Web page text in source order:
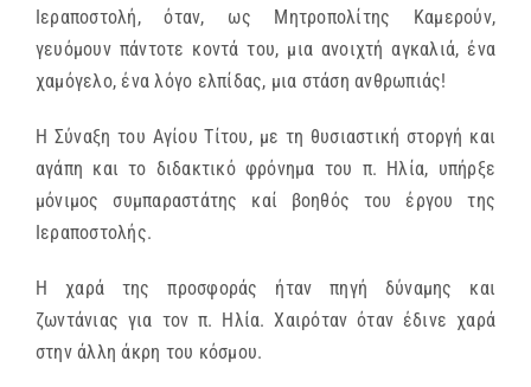
Ιεραποστολή, όταν, ως Μητροπολίτης Καμερούν,
γευόμουν πάντοτε κοντά του, μια ανοιχτή αγκαλιά, ένα
χαμόγελο, ένα λόγο ελπίδας, μια στάση ανθρωπιάς!
Η Σύναξη του Αγίου Τίτου, με τη θυσιαστική στοργή και
αγάπη και το διδακτικό φρόνημα του π. Ηλία, υπήρξε
μόνιμος συμπαραστάτης καί βοηθός του έργου της
Ιεραποστολής.
Η χαρά της προσφοράς ήταν πηγή δύναμης και
ζωντάνιας για τον π. Ηλία. Χαιρόταν όταν έδινε χαρά
στην άλλη άκρη του κόσμου.